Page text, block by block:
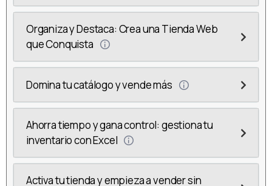
Organiza y Destaca: Crea una Tienda Web
que Conquista
Domina tu catálogo y vende más
Ahorra tiempo y gana control: gestiona tu
inventario con Excel
Activa tu tienda y empieza a vender sin